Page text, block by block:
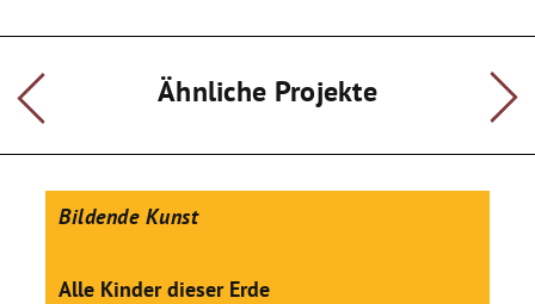
Ähnliche Projekte
Bildende Kunst
Alle Kinder dieser Erde